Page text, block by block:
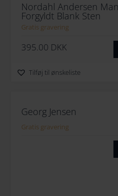
Nordahl Andersen
Forgyldt Blank Sten
Gratis gravering
395.00 DKK
Tilføj til ønskeliste
Georg Jensen
Gratis gravering